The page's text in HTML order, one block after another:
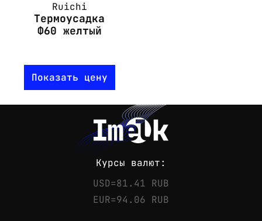
Ruichi
Термоусадка
Ф60 желтый
Показать цену
Курсы валют:
USD=81.41 RUB
EUR=94.06 RUB